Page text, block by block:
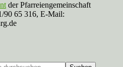
der Pfarreiengemeinschaft
90 65 316, E-Mail: